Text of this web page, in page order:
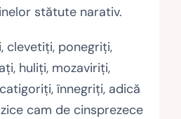
stătute narativ.
clevetiţi, ponegriţi,
huliţi, mo­za­viriţi,
înnegriţi, adică
cam de cinsprezece